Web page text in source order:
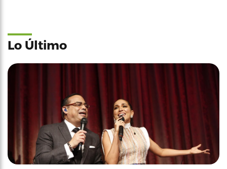
Lo Último